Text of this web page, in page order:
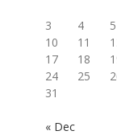
3
4 5
10
11
17
18
24
25
31
« Dec